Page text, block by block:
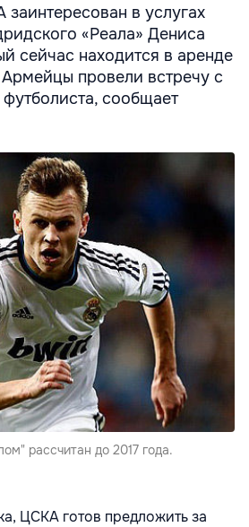
в услугах
«Реала» Дениса
сейчас находится в аренде
провели встречу с
сообщает
рассчитан до 2017 года.
ЦСКА готов предложить за